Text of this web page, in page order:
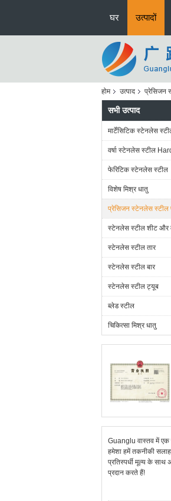
घर उत्पादों
होम उत्पाद प्रेसिजन
सभी उत्पाद
मार्टेंसिटिक स्टेनलेस
वर्षा स्टेनलेस स्टील
फेरिटिक स्टेनलेस स्टील
विशेष मिश्र धातु
प्रेसिजन स्टेनलेस स्टील
स्टेनलेस स्टील शीट
स्टेनलेस स्टील तार
स्टेनलेस स्टील बार
स्टेनलेस स्टील ट्यूब
ब्लेड स्टील
चिकित्सा मिश्र धातु
Guanglu वास्तव में एक
हमेशा हमें तकनीकी
प्रतिस्पर्धी मूल्य के साथ
प्रदान करते हैं!